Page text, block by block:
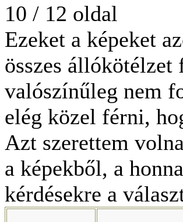
10 / 12 oldal
Ezeket a képeket
összes állókötélzet
valószínűleg nem
elég közel férni,
Azt szerettem
a képekből, a
kérdésekre a